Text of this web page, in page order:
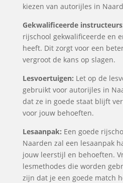
kiezen van autorijles in
Gekwalificeerde
rijschool gekwalificeerde en
heeft. Dit zorgt voor een
vergroot de kans op slagen.
Lesvoertuigen: Let op de
gebruikt voor autorijles in
dat ze in goede staat blijft
voor jouw behoeften.
Lesaanpak: Een goede
Naarden zal een lesaanpak
jouw leerstijl en behoeften.
lesmethodes die worden
zijn dat je een goede match